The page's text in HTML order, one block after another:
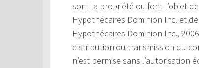
sont la propriété ou font l’objet
Hypothécaires Dominion Inc. et
Hypothécaires Dominion Inc.,
distribution ou transmission du
n’est permise sans l’autorisation